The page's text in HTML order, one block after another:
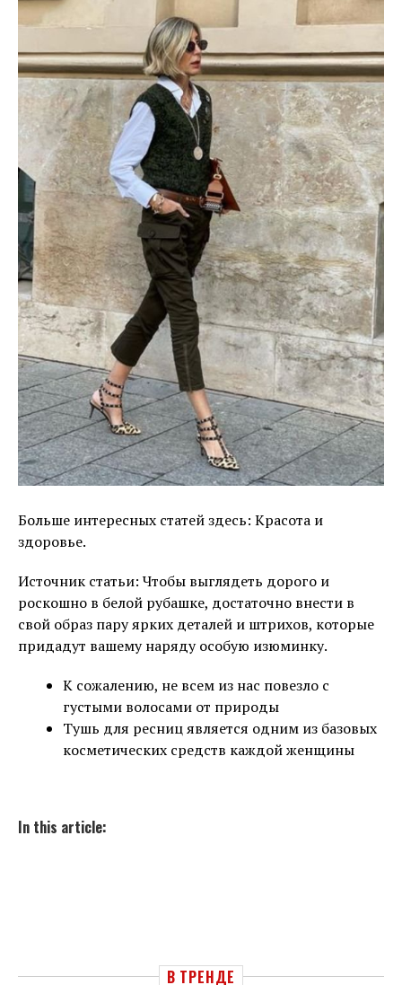
Больше интересных статей здесь: Красота и
здоровье.
Источник статьи: Чтобы выглядеть дорого и
роскошно в белой рубашке, достаточно внести в
свой образ пару ярких деталей и штрихов, которые
придадут вашему наряду особую изюминку.
К сожалению, не всем из нас повезло с
густыми волосами от природы
Тушь для ресниц является одним из базовых
косметических средств каждой женщины
In this article:
В ТРЕНДЕ